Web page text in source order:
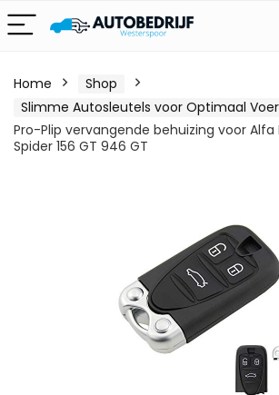
Home
Shop
Slimme Autosleutels voor Optimaal
Pro-Plip vervangende behuizing voor Alfa
Spider 156 GT 946 GT